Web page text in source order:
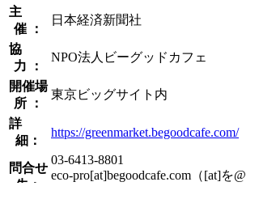
主
催 ：
日本経済新聞社
協
力 ：
NPO法人ビーグッドカフェ
開催場
所 ：
東京ビッグサイト内
詳
細：
https://greenmarket.begoodcafe.com/
問合せ
先：
03-6413-8801
eco-pro[at]begoodcafe.com（[at]を@